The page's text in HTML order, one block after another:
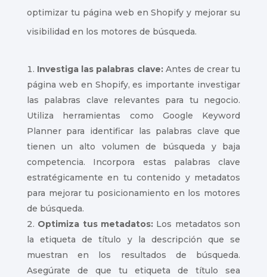
optimizar tu página web en Shopify y mejorar su
visibilidad en los motores de búsqueda.
Investiga las palabras clave:Antes de crear tu
página web en Shopify, es importante investigar
las palabras clave relevantes para tu negocio.
Utiliza herramientas como Google Keyword
Planner para identificar las palabras clave que
tienen un alto volumen de búsqueda y baja
competencia. Incorpora estas palabras clave
estratégicamente en tu contenido y metadatos
para mejorar tu posicionamiento en los motores
de búsqueda.
Optimiza tus metadatos: Los metadatos son
la etiqueta de título y la descripción que se
muestran en los resultados de búsqueda.
Asegúrate de que tu etiqueta de título sea